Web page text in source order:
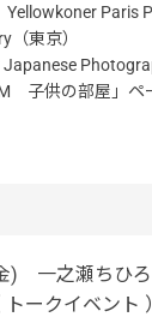
Yellowkoner Paris
東京）
Japanese
子供の部屋」ペ
) 一之瀬ちひ
ークイベント ）